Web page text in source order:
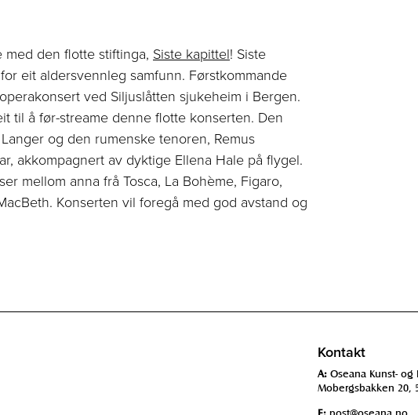
med den flotte stiftinga, Siste kapittel! Siste
eit aldersvennleg samfunn. Førstkommande
ved Siljuslåtten sjukeheim i Bergen.
til å før-streame denne flotte konserten. Den
og den rumenske tenoren, Remus
akkompagnert av dyktige Ellena Hale på flygel.
mellom anna frå Tosca, La Bohème, Figaro,
Konserten vil foregå med god avstand og
Kontakt
A:Oseana Kunst- og
Mobergsbakken 20,
E:post@oseana.no